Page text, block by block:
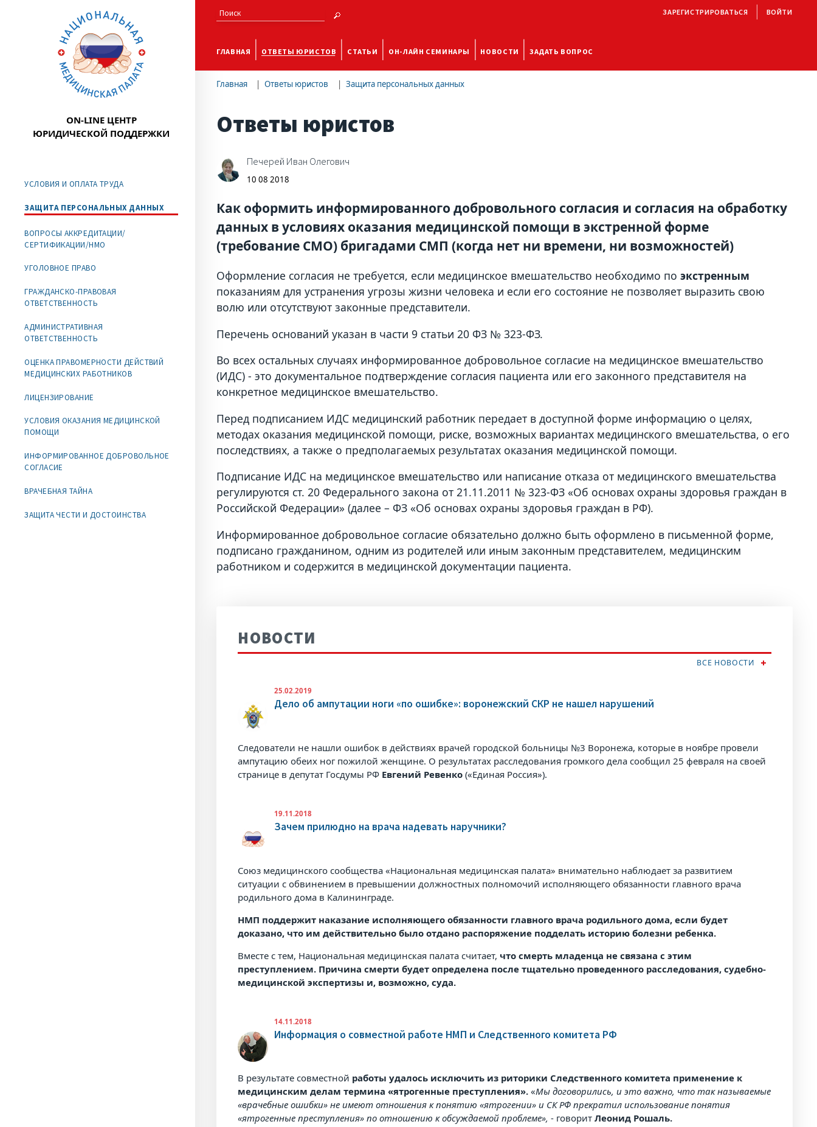
ON-LINE ЦЕНТР
ЮРИДИЧЕСКОЙ ПОДДЕРЖКИ
ЗАРЕГИСТРИРОВАТЬСЯ ВОЙТИ
ГЛАВНАЯ ОТВЕТЫ ЮРИСТОВ СТАТЬИ ОН-ЛАЙН СЕМИНАРЫ НОВОСТИ ЗАДАТЬ ВОПРОС
Главная Ответы юристов Защита персональных данных
Ответы юристов
Печерей Иван Олегович
10 08 2018
Как оформить информированного добровольного согласия и согласия на обработку
данных в условиях оказания медицинской помощи в экстренной форме
(требование СМО) бригадами СМП (когда нет ни времени, ни возможностей)
Оформление согласия не требуется, если медицинское вмешательство необходимо поэкстренным
показаниям для устранения угрозы жизни человека и если его состояние не позволяет выразить свою
волю или отсутствуют законные представители.
Перечень оснований указан в части 9 статьи 20 ФЗ № 323-ФЗ.
Во всех остальных случаях информированное добровольное согласие на медицинское вмешательство
(ИДС) - это документальное подтверждение согласия пациента или его законного представителя на
конкретное медицинское вмешательство.
Перед подписанием ИДС медицинский работник передает в доступной форме информацию о целях,
методах оказания медицинской помощи, риске, возможных вариантах медицинского вмешательства, о его
последствиях, а также о предполагаемых результатах оказания медицинской помощи.
Подписание ИДС на медицинское вмешательство или написание отказа от медицинского вмешательства
регулируются ст. 20 Федерального закона от 21.11.2011 № 323-ФЗ «Об основах охраны здоровья граждан в
Российской Федерации» (далее – ФЗ «Об основах охраны здоровья граждан в РФ).
Информированное добровольное согласие обязательно должно быть оформлено в письменной форме,
подписано гражданином, одним из родителей или иным законным представителем, медицинским
работником и содержится в медицинской документации пациента.
НОВОСТИ
ВСЕ НОВОСТИ
25.02.2019
Дело об ампутации ноги «по ошибке»: воронежский СКР не нашел нарушений
Следователи не нашли ошибок в действиях врачей городской больницы №3 Воронежа, которые в ноябре провели
ампутацию обеих ног пожилой женщине. О результатах расследования громкого дела сообщил 25 февраля на своей
странице вдепутат Госдумы РФ Евгений Ревенко(«Единая Россия»).
19.11.2018
Зачем прилюдно на врача надевать наручники?
Союз медицинского сообщества «Национальная медицинская палата» внимательно наблюдает за развитием
ситуации с обвинением в превышении должностных полномочий исполняющего обязанности главного врача
родильного дома в Калининграде.
НМП поддержит наказание исполняющего обязанности главного врача родильного дома, если будет
доказано, что им действительно было отдано распоряжение подделать историю болезни ребенка.
Вместе с тем, Национальная медицинская палата считает,что смерть младенца не связана с этим
преступлением. Причина смерти будет определена после тщательно проведенного расследования, судебно-
медицинской экспертизы и, возможно, суда.
14.11.2018
Информация о совместной работе НМП и Следственного комитета РФ
В результате совместной работы удалось исключить из риторики Следственного комитета применение к
медицинским делам термина «ятрогенные преступления». «Мы договорились, и это важно, что так называемые
«врачебные ошибки» не имеют отношения к понятию «ятрогении» и СК РФ прекратил использование понятия
«ятрогенные преступления» по отношению к обсуждаемой проблеме»,- говоритЛеонид Рошаль.
УСЛОВИЯ И ОПЛАТА ТРУДА
ЗАЩИТА ПЕРСОНАЛЬНЫХ ДАННЫХ
ВОПРОСЫ АККРЕДИТАЦИИ/
СЕРТИФИКАЦИИ/НМО
УГОЛОВНОЕ ПРАВО
ГРАЖДАНСКО-ПРАВОВАЯ
ОТВЕТСТВЕННОСТЬ
АДМИНИСТРАТИВНАЯ
ОТВЕТСТВЕННОСТЬ
ОЦЕНКА ПРАВОМЕРНОСТИ ДЕЙСТВИЙ
МЕДИЦИНСКИХ РАБОТНИКОВ
ЛИЦЕНЗИРОВАНИЕ
УСЛОВИЯ ОКАЗАНИЯ МЕДИЦИНСКОЙ
ПОМОЩИ
ИНФОРМИРОВАННОЕ ДОБРОВОЛЬНОЕ
СОГЛАСИЕ
ВРАЧЕБНАЯ ТАЙНА
ЗАЩИТА ЧЕСТИ И ДОСТОИНСТВА